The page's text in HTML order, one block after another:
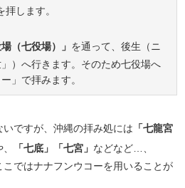
拝します。
（七役場）」 を通って、後生（ニ
）へ行きます。そのため七役場へ
」で拝みます。
ですが、沖縄の拝み処には 「七龍宮
「七底」「七宮」 などなど…、
こではナナフンウコーを用いることが